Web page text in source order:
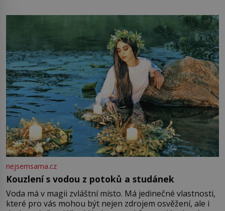
milostpaní. Stačí jenom na sukni,“ zhodnotí švadlena
množství růžového mušelínu. „Ošidili vás, podívejte.“
nejsemsama.cz
Kouzlení s vodou z potoků a studánek
Voda má v magii zvláštní místo. Má jedinečné vlastnosti,
které pro vás mohou být nejen zdrojem osvěžení, ale i